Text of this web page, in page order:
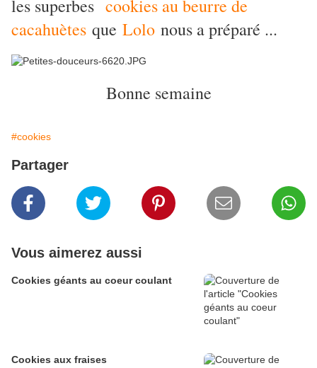
les superbes cookies au beurre de
cacahuètes que Lolo nous a préparé ...
Bonne semaine
#cookies
Partager
Vous aimerez aussi
Cookies géants au coeur coulant
Cookies aux fraises